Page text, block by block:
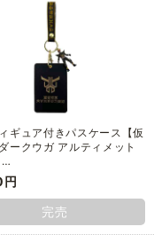
ギュア付きパスケース【仮
ークウガ アルティメット
…
完売